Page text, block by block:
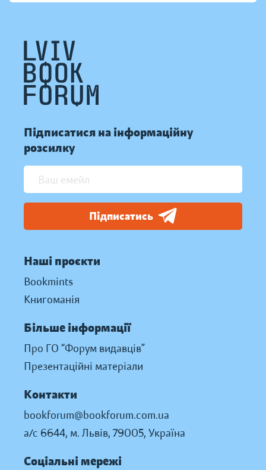
Підписатися на інформаційну
розсилку
Підписатись
Наші проєкти
Bookmints
Книгоманія
Більше інформації
Про ГО “Форум видавців”
Презентаційні матеріали
Контакти
bookforum@bookforum.com.ua
а/с 6644, м. Львів, 79005, Україна
Соціальні мережі